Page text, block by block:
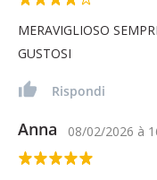
MERAVIGLIOSO
GUSTOSI
Rispondi
Anna 08/02/2026 à